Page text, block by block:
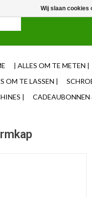
| ALLES OM TE METEN |
OM TE LASSEN |
|
CADEAUBONNEN
Wij slaan cookies
✓ Op werkdagen